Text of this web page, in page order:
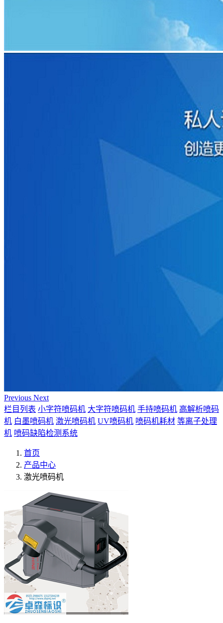
Previous Next
栏目列表 小字符喷码机 大字符喷码机 手持喷码机 高解析喷码
机 白墨喷码机 激光喷码机 UV喷码机 喷码机耗材 等离子处理
机 喷码缺陷检测系统
首页
产品中心
激光喷码机